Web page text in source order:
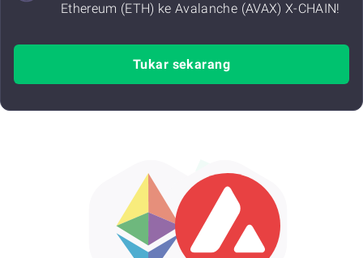
Ethereum (ETH) ke Avalanche (AVAX) X-CHAIN!
Tukar sekarang